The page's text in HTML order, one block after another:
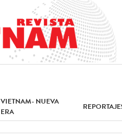
VIETNAM- NUEVA
ERA